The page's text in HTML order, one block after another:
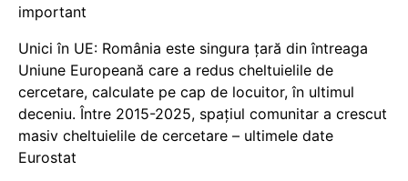
important
Unici în UE: România este singura țară din întreaga
Uniune Europeană care a redus cheltuielile de
cercetare, calculate pe cap de locuitor, în ultimul
deceniu. Între 2015-2025, spațiul comunitar a crescut
masiv cheltuielile de cercetare – ultimele date
Eurostat